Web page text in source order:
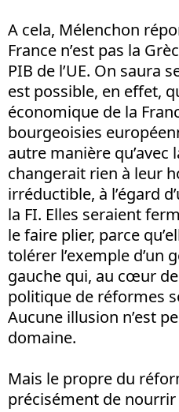
A cela, Mélenchon
France n’est pas la
PIB de l’UE. On saura
est possible, en effet,
économique de la
bourgeoisies
autre manière qu’avec
changerait rien à leur
irréductible, à l’égard
la FI. Elles seraient
le faire plier, parce
tolérer l’exemple d’un
gauche qui, au cœur de
politique de réformes
Aucune illusion n’est
domaine.
Mais le propre du
précisément de